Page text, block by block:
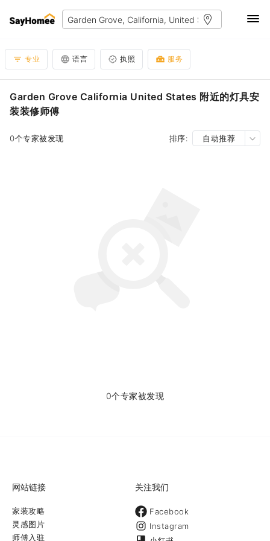
专业 语言 执照 服务
Garden Grove California United States 附近的灯具安
装装修师傅
0个专家被发现 排序: 自动推荐
0个专家被发现
网站链接
家装攻略
灵感图片
师傅入驻
关注我们
Facebook
Instagram